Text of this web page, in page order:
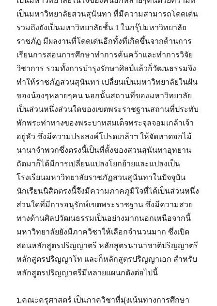
เป็นมหาวิทยาลัยสวนสุนันทา ที่มีความสามารถโดดเด่น
รวมถึงยังเป็นมหาวิทยาลัยชั้น 1 ในกรุ๊ปมหาวิทยาลัย
ราชภัฏ มีผลงานที่โดดเด่นอีกทั้งที่เกิดขึ้นจากด้านการ
เรียนการสอนการศึกษาทำการค้นคว้าและทำการวิจัย
วิชาการ รวมทั้งการบำรุงรักษาศิลป์แล้วก็วัฒนธรรมจึง
ทำให้ราชภัฏสวนสุนันทา เปลี่ยนเป็นมหาวิทยาลัยในฝัน
ของน้องๆหลายๆคน นอกนั้นสถานที่ของมหาวิทยาลัย
เป็นส่วนหนึ่งส่วนใดของเขตพระราชฐานสถานที่ประทับ
พักพระท่าทางของพระบาทสมเด็จพระจุลจอมเกล้าเจ้า
อยู่หัว ซึ่งมีความประสงค์โปรดเกล้าฯ ให้จัดหาดอกไม้
นานาจำพวกซึ่งตรงนี้เป็นที่ตั้งของสวนสุนันทาอุทยาน
ถัดมาก็ได้มีการเปลี่ยนแปลงโยกย้ายและแปลงเป็น
โรงเรียนมหาวิทยาลัยราชภัฏสวนสุนันทาในปัจจุบัน
นักเรียนนิสิตตรงนี้จึงมีความภาคภูมิใจที่ได้เป็นส่วนหนึ่ง
ส่วนใดที่มีการอนุรักษ์เขตพระราชฐาน ซึ่งมีความสวย
ทางด้านศิลปวัฒนธรรมเป็นอย่างมากนอกเหนือจากนี้
มหาวิทยาลัยยังมีภาควิชาให้เลือกจำนวนมาก ซึ่งเปิด
สอนหลักสูตรปริญญาตรี หลักสูตรนานาชาติปริญญาตรี
หลักสูตรปริญญาโท และก็หลักสูตรปริญญาเอก สำหรับ
หลักสูตรปริญญาตรีมีหลายแผนกดังต่อไปนี้
1.คณะครุศาสตร์ เป็นภาควิชาที่มุ่งเน้นทางการศึกษา